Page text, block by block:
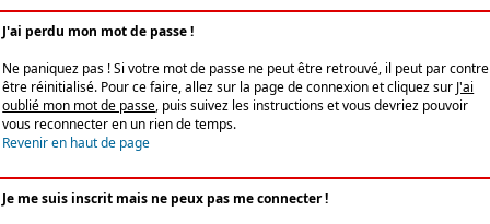
J'ai perdu mon mot de passe !
Ne paniquez pas ! Si votre mot de passe ne peut être retrouvé, il peut par contre
être réinitialisé. Pour ce faire, allez sur la page de connexion et cliquez sur J'ai
oublié mon mot de passe, puis suivez les instructions et vous devriez pouvoir
vous reconnecter en un rien de temps.
Revenir en haut de page
Je me suis inscrit mais ne peux pas me connecter !